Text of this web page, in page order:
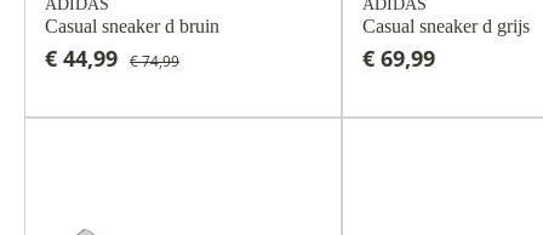
ADIDAS
Casual sneaker d bruin
€ 44,99 € 74,99
ADIDAS
Casual sneaker d grijs
€ 69,99